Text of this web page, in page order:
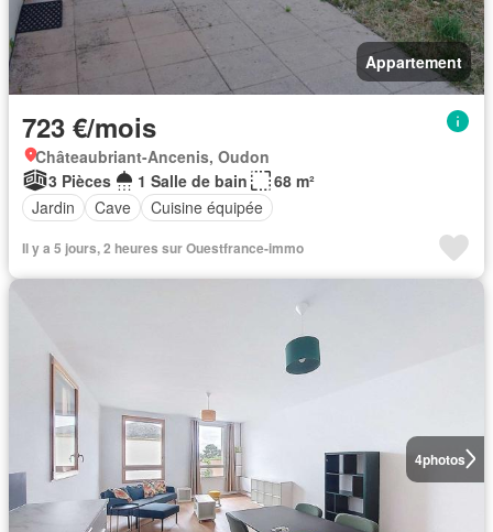
Appartement
723 €/mois
Châteaubriant-Ancenis, Oudon
3 Pièces
1 Salle de bain
68 m²
Jardin
Cave Cuisine équipée
Il y a 5 jours, 2 heures sur Ouestfrance-immo
4photos